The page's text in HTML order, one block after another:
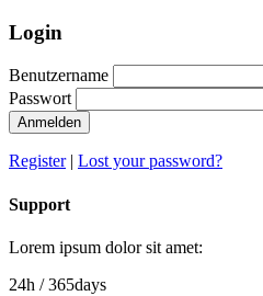
Login
Benutzername
Passwort
Anmelden
Register| Lost your password?
Support
Lorem ipsum dolor sit amet:
24h / 365days